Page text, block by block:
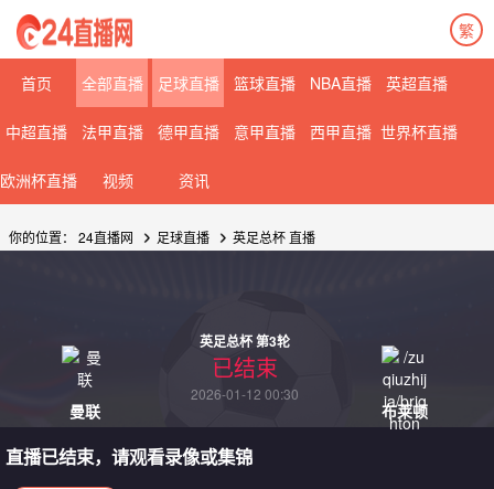
繁
首页 全部直播 足球直播 篮球直播 NBA直播 英超直播
中超直播 法甲直播 德甲直播 意甲直播 西甲直播 世界杯直播
欧洲杯直播 视频 资讯
你的位置： 24直播网 足球直播 英足总杯 直播
曼联
英足总杯 第3轮
已结束
2026-01-12 00:30
布莱顿
直播已结束，请观看录像或集锦